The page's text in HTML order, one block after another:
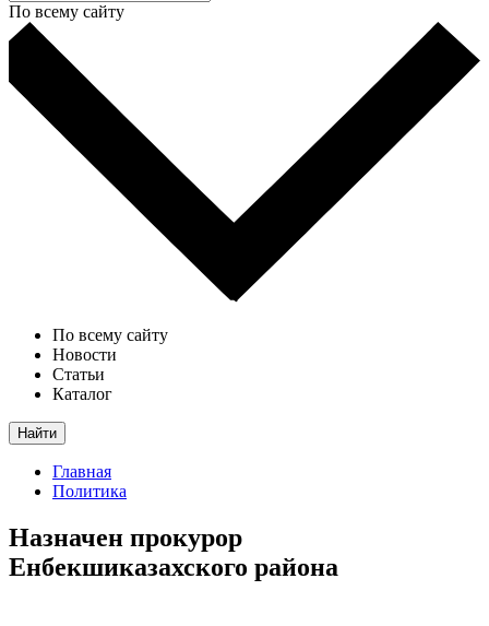
По всему сайту
По всему сайту
Новости
Статьи
Каталог
Найти
Главная
Политика
Назначен прокурор
Енбекшиказахского района